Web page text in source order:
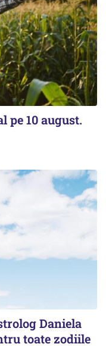
pe 10 august.
Daniela
toate zodiile